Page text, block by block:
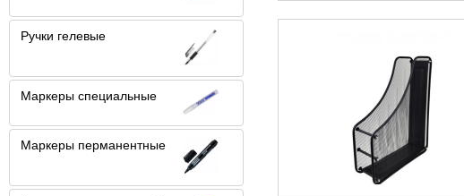
Ручки гелевые
Маркеры специальные
Маркеры перманентные